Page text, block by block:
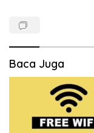
Baca Juga